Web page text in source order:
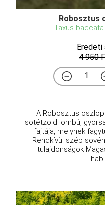
Robosztus
Taxus
Eredeti
4 950
A Robosztus
sötétzöld lombú,
fajtája, melynek
Rendkívül szép
tulajdonságok